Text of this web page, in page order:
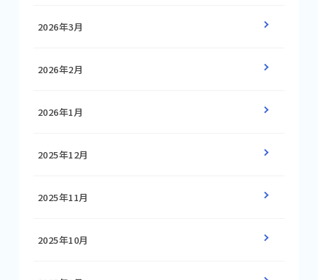
2026年3月
2026年2月
2026年1月
2025年12月
2025年11月
2025年10月